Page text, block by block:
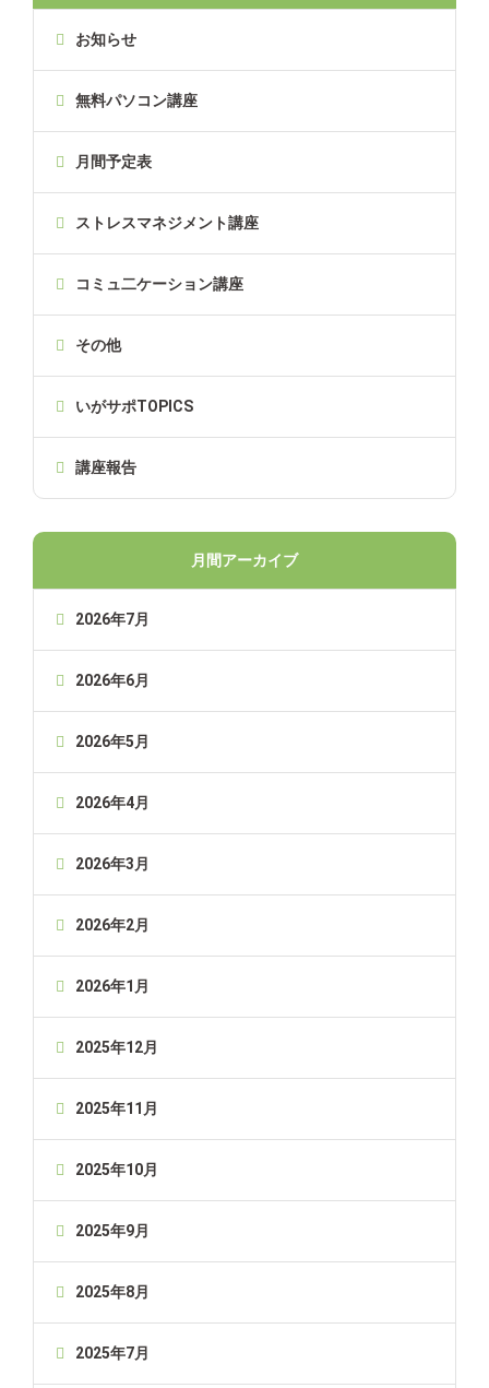
お知らせ
無料パソコン講座
月間予定表
ストレスマネジメント講座
コミュ二ケーション講座
その他
いがサポTOPICS
講座報告
月間アーカイブ
2026年7月
2026年6月
2026年5月
2026年4月
2026年3月
2026年2月
2026年1月
2025年12月
2025年11月
2025年10月
2025年9月
2025年8月
2025年7月